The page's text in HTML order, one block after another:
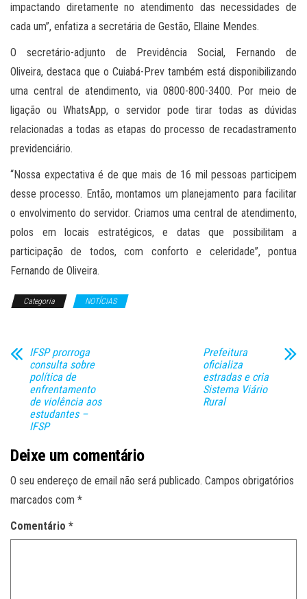
impactando diretamente no atendimento das necessidades de
cada um”, enfatiza a secretária de Gestão, Ellaine Mendes.
O secretário-adjunto de Previdência Social, Fernando de
Oliveira, destaca que o Cuiabá-Prev também está disponibilizando
uma central de atendimento, via 0800-800-3400. Por meio de
ligação ou WhatsApp, o servidor pode tirar todas as dúvidas
relacionadas a todas as etapas do processo de recadastramento
previdenciário.
“Nossa expectativa é de que mais de 16 mil pessoas participem
desse processo. Então, montamos um planejamento para facilitar
o envolvimento do servidor. Criamos uma central de atendimento,
polos em locais estratégicos, e datas que possibilitam a
participação de todos, com conforto e celeridade”, pontua
Fernando de Oliveira.
Categoria NOTÍCIAS
IFSP prorroga
consulta sobre
política de
enfrentamento
de violência aos
estudantes –
IFSP
Prefeitura
oficializa
estradas e cria
Sistema Viário
Rural
Deixe um comentário
O seu endereço de email não será publicado. Campos obrigatórios
marcados com *
Comentário *